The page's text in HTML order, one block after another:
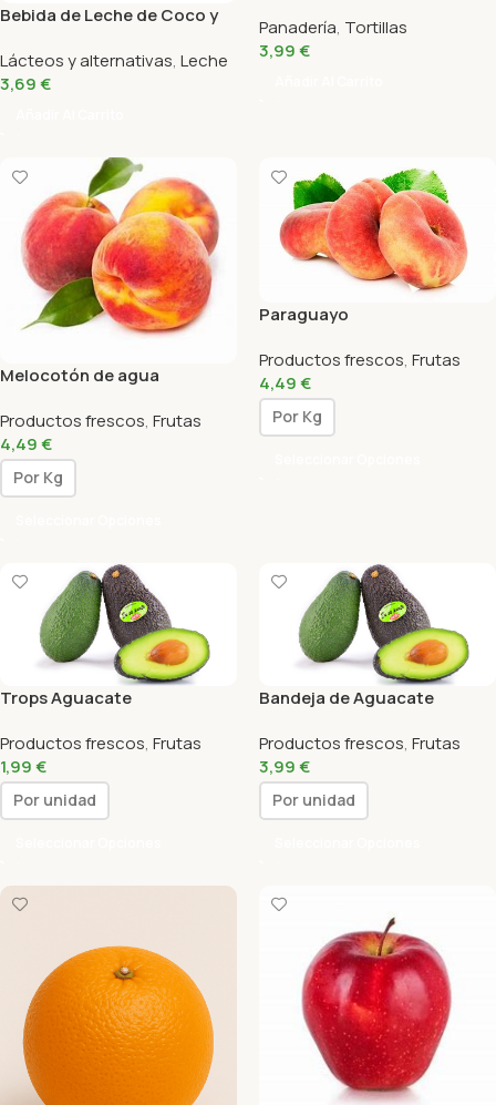
Bebida de Leche de Coco y
Lácteos y alternativas, Leche
3,69€
(200Gr)
Panadería, Tortillas
3,99€
Melocotón de agua
Productos frescos, Frutas
4,49€
Por Kg
Paraguayo
Productos frescos, Frutas
4,49€
Por Kg
Trops Aguacate
Productos frescos, Frutas
1,99€
Por unidad
Bandeja de Aguacate
Productos frescos, Frutas
3,99€
Por unidad